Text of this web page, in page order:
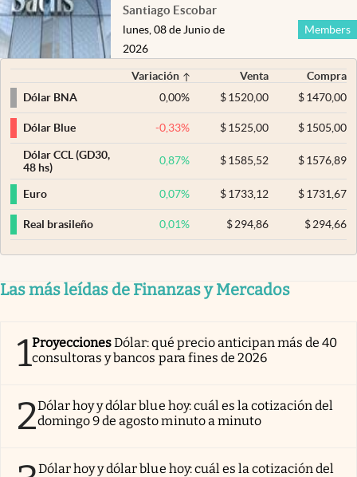
Santiago Escobar
Members
lunes, 08 de Junio de
2026
Variación Venta
Compra
Dólar BNA
0,00% $ 1520,00 $1470,00
Dólar Blue -0,33% $ 1525,00 $1505,00
Dólar CCL (GD30,
48 hs)
0,87% $ 1585,52 $1576,89
Euro 0,07% $ 1733,12 $1731,67
Real brasileño 0,01% $ 294,86 $294,66
Las más leídas de Finanzas y Mercados
1ProyeccionesDólar: qué precio anticipan más de 40
consultoras y bancos para fines de 2026
2Dólar hoy y dólar blue hoy: cuál es la cotización del
domingo 9 de agosto minuto a minuto
Dólar hoy y dólar blue hoy: cuál es la cotización del